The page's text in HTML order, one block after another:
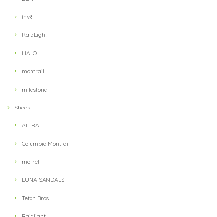
inv8
RaidLight
HALO
montrail
milestone
Shoes
ALTRA
Columbia Montrail
merrell
LUNA SANDALS
Teton Bros.